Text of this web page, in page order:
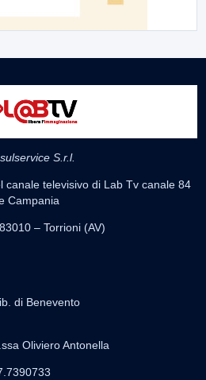
S.r.l.
canale televisivo di Lab Tv canale 84
Campania
– Torrioni (AV)
di Benevento
Oliviero Antonella